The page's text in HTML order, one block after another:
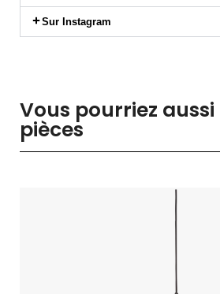
Sur Instagram
Vous pourriez
pièces